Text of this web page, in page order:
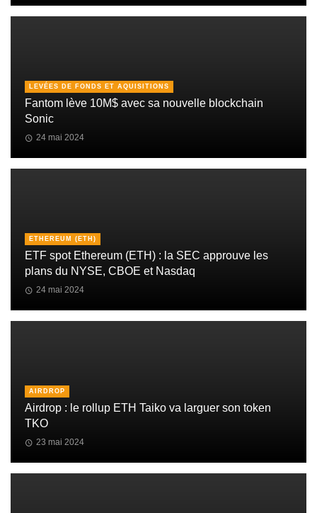
LEVÉES DE FONDS ET AQUISITIONS
Fantom lève 10M$ avec sa nouvelle blockchain
Sonic
24 mai 2024
ETHEREUM (ETH)
ETF spot Ethereum (ETH) : la SEC approuve les
plans du NYSE, CBOE et Nasdaq
24 mai 2024
AIRDROP
Airdrop : le rollup ETH Taiko va larguer son token
TKO
23 mai 2024